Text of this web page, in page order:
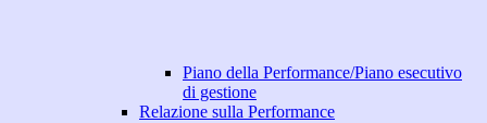
Piano della Performance/Piano esecutivo
di gestione
Relazione sulla Performance